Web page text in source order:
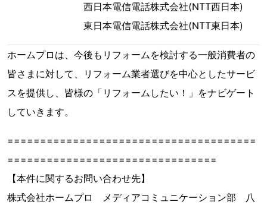
西日本電信電話株式会社(NTT西日本)
東日本電信電話株式会社(NTT東日本)
ホームプロは、今後もリフォームを検討する一般消費者の
皆さまに対して、リフォーム業者選びを中心としたサービ
スを提供し、皆様の「リフォームしたい！」をナビゲート
していきます。
======================================
================================
【本件に関するお問い合わせ先】
株式会社ホームプロ メディアコミュニケーション部 八